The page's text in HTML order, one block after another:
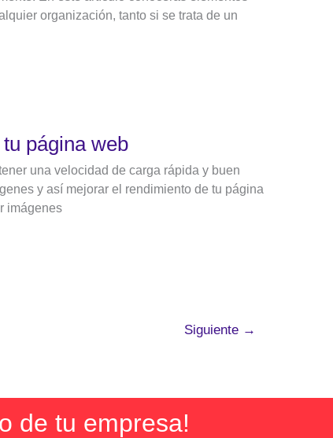
organización, tanto si se trata de un
página web
una velocidad de carga rápida y buen
y así mejorar el rendimiento de tu página
imágenes
Siguiente →
de tu empresa!